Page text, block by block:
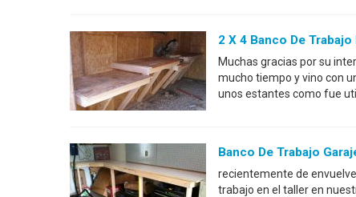
2 X 4 Banco De Trabajo
Muchas gracias por su
mucho tiempo y vino con
unos estantes como fue
Banco De Trabajo
recientemente de
trabajo en el taller en